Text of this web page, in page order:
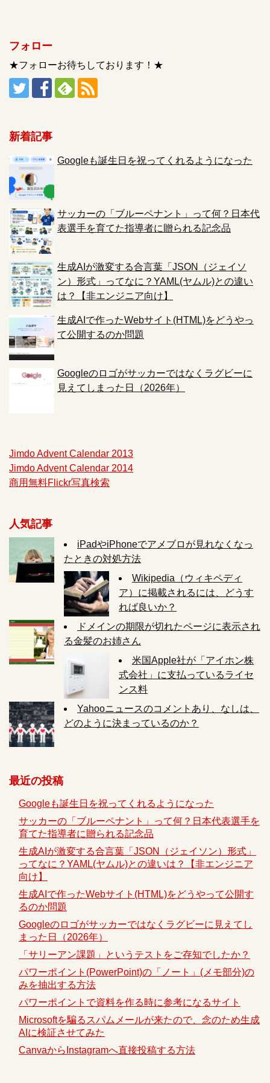
フォロー
★フォローお待ちしております！★
新着記事
Googleも誕生日を祝ってくれるようになった
サッカーの「ブルーペナント」って何？日本代
表選手を育てた指導者に贈られる記念品
生成AIが激変する合言葉「JSON（ジェイソ
ン）形式」ってなに？YAML(ヤムル)との違い
は？【非エンジニア向け】
生成AIで作ったWebサイト(HTML)をどうやっ
て公開するのか問題
Googleのロゴがサッカーではなくラグビーに
見えてしまった日（2026年）
Jimdo Advent Calendar 2013
Jimdo Advent Calendar 2014
商用無料Flickr写真検索
人気記事
iPadやiPhoneでアメブロが見れなくなっ
たときの対処方法
Wikipedia（ウィキペディ
ア）に掲載されるには、どうす
れば良いか？
ドメインの期限が切れたページに表示され
る金髪のお姉さん
米国Apple社が「アイホン株
式会社」に支払っているライセ
ンス料
Yahooニュースのコメントあり、なしは、
どのように決まっているのか？
最近の投稿
Googleも誕生日を祝ってくれるようになった
サッカーの「ブルーペナント」って何？日本代表選手を
育てた指導者に贈られる記念品
生成AIが激変する合言葉「JSON（ジェイソン）形式」
ってなに？YAML(ヤムル)との違いは？【非エンジニア
向け】
生成AIで作ったWebサイト(HTML)をどうやって公開す
るのか問題
Googleのロゴがサッカーではなくラグビーに見えてし
まった日（2026年）
「サリーアン課題」というテストをご存知でしたか？
パワーポイント(PowerPoint)の「ノート」(メモ部分)の
みを抽出する方法
パワーポイントで資料を作る時に参考になるサイト
Microsoftを騙るスパムメールが来たので、念のため生成
AIに検証させてみた
CanvaからInstagramへ直接投稿する方法